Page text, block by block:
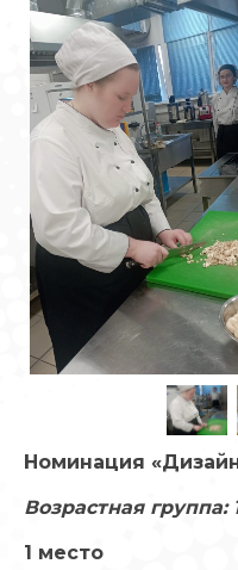
Номинация
Возрастная группа:
1 место